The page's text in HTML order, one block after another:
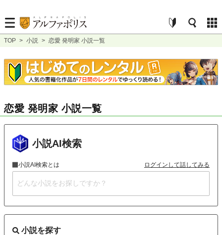
TOP > 小説 > 恋愛 発明家 小説一覧
恋愛 発明家 小説一覧
小説AI検索
小説AI検索とは ログインして話してみる
小説を探す